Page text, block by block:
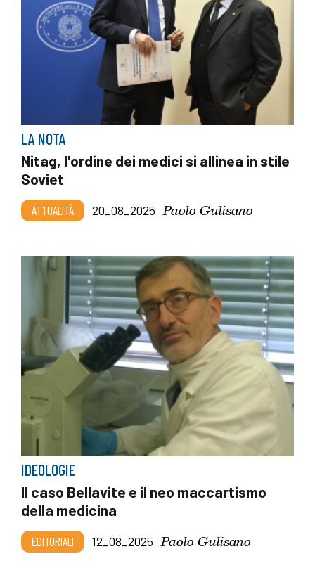
LA NOTA
Nitag, l'ordine dei medici si allinea in stile
Soviet
ATTUALITÀ 20_08_2025 Paolo Gulisano
IDEOLOGIE
Il caso Bellavite e il neo maccartismo
della medicina
EDITORIALI 12_08_2025 Paolo Gulisano